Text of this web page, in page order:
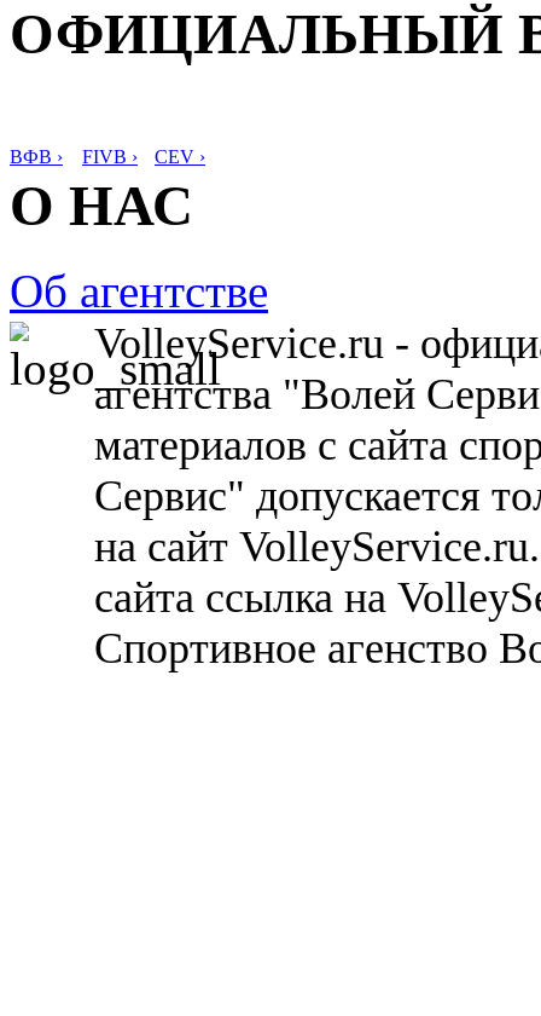
ОФИЦИАЛЬНЫЙ
ВФВ › FIVB › CEV ›
О НАС
Об агентстве
VolleyService.ru -
агентства "Волей
материалов с сайта
Сервис" допускается
на сайт
сайта ссылка на
Спортивное агенство